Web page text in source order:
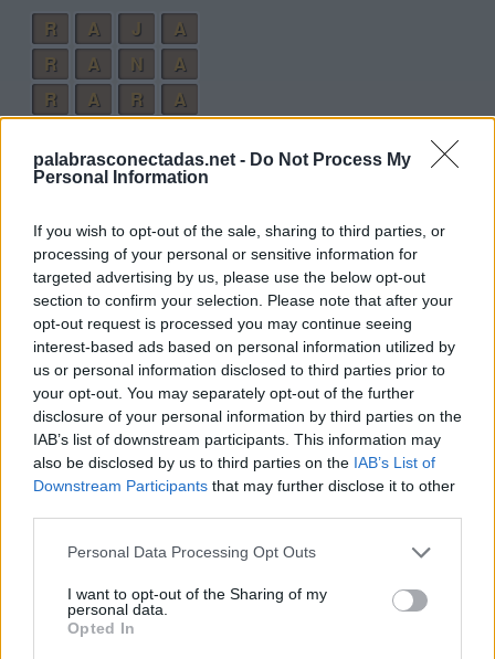
palabrasconectadas.net - Do Not Process My
Personal Information
If you wish to opt-out of the sale, sharing to third parties, or
processing of your personal or sensitive information for
targeted advertising by us, please use the below opt-out
section to confirm your selection. Please note that after your
opt-out request is processed you may continue seeing
interest-based ads based on personal information utilized by
us or personal information disclosed to third parties prior to
your opt-out. You may separately opt-out of the further
disclosure of your personal information by third parties on the
IAB’s list of downstream participants. This information may
also be disclosed by us to third parties on the IAB’s List of
Downstream Participants that may further disclose it to other
Personal Data Processing Opt Outs
I want to opt-out of the Sharing of my
personal data.
Opted In
R
A J
A
R
A N
A
R
A R
A
R
O J
A
A
R R O J
A
A
R R O J A
N
Palabras extra:
J
A R
A
N
A J
A
J
O R
A
R
A J A
R
J
A R R
O
R A
R
R
R A